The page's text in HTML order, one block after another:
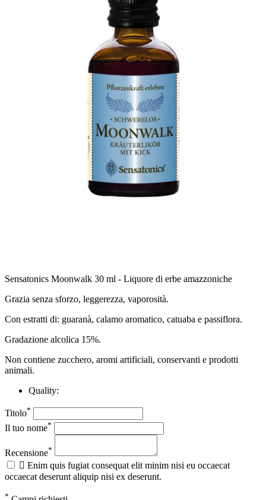
Sensatonics Moonwalk 30 ml - Liquore di erbe amazzoniche
Grazia senza sforzo, leggerezza, vaporosità.
Con estratti di: guaranà, calamo aromatico, catuaba e passiflora.
Gradazione alcolica 15%.
Non contiene zucchero, aromi artificiali, conservanti e prodotti
animali.
Quality:
Titolo*
Il tuo nome*
Recensione*
 Enim quis fugiat consequat elit minim nisi eu occaecat
occaecat deserunt aliquip nisi ex deserunt.
*